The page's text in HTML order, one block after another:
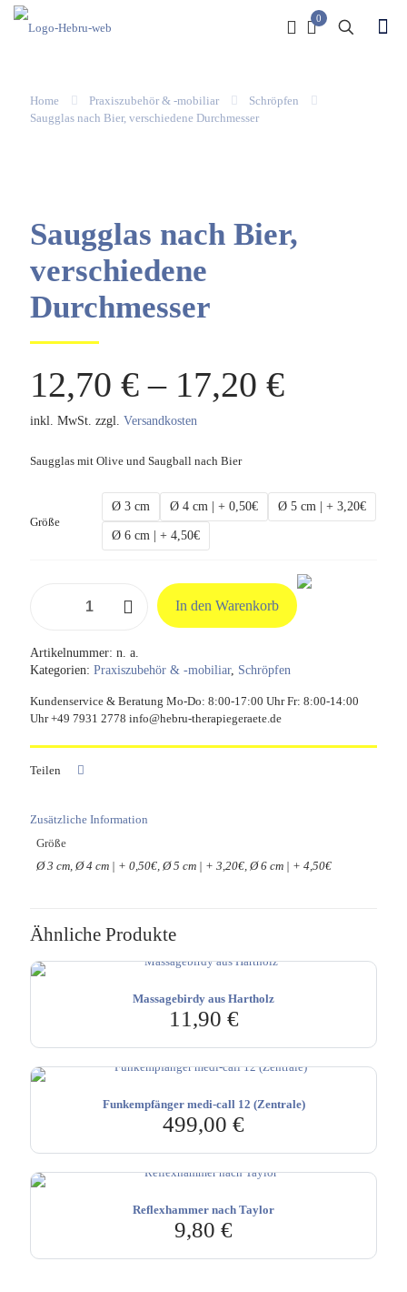
0
Home Praxiszubehör & -mobiliar
Schröpfen
Saugglas nach Bier, verschiedene Durchmesser
Saugglas nach Bier,
verschiedene
Durchmesser
12,70 € – 17,20 €
inkl. MwSt. zzgl. Versandkosten
Saugglas mit Olive und Saugball nach Bier
Größe
Ø 3 cm Ø 4 cm | + 0,50€ Ø 5 cm | + 3,20€
Ø 6 cm | + 4,50€
Durchmesser
Menge
In den Warenkorb
Artikelnummer: n. a.
Kategorien: Praxiszubehör & -mobiliar, Schröpfen
Kundenservice & Beratung Mo-Do: 8:00-17:00 Uhr Fr: 8:00-14:00
Uhr +49 7931 2778 info@hebru-therapiegeraete.de
Teilen
Zusätzliche Information
Größe
Ø 3 cm, Ø 4 cm | + 0,50€, Ø 5 cm | + 3,20€, Ø 6 cm | + 4,50€
Ähnliche Produkte
Massagebirdy aus Hartholz
11,90 €
Funkempfänger medi-call 12 (Zentrale)
499,00 €
Reflexhammer nach Taylor
9,80 €